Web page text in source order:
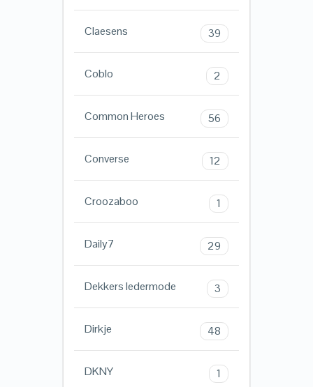
Claesens 39
Coblo 2
Common Heroes 56
Converse 12
Croozaboo 1
Daily7 29
Dekkers ledermode 3
Dirkje 48
DKNY 1